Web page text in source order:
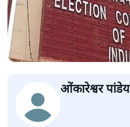
ओंकारेश्वर पांडेय